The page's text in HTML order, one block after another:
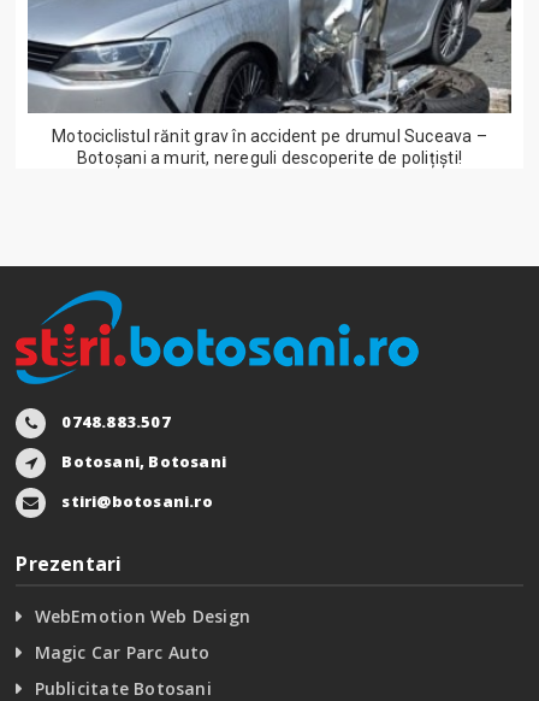
Motociclistul rănit grav în accident pe drumul Suceava –
Botoșani a murit, nereguli descoperite de polițiști!
0748.883.507
Botosani, Botosani
stiri@botosani.ro
Prezentari
WebEmotion Web Design
Magic Car Parc Auto
Publicitate Botosani